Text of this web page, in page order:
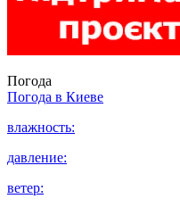
Погода
Погода в Киеве
влажность:
давление:
ветер: